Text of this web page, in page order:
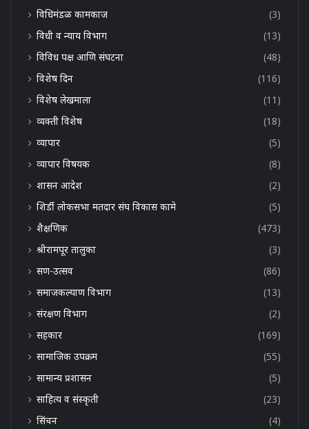
विधिमंडळ कामकाज
(3)
विधी व न्याय विभाग
(13)
विविध पक्ष आणि संघटना
(48)
विशेष दिन
(116)
विशेष लेखमाला
(11)
व्यक्ती विशेष
(18)
व्यापार
(5)
व्यापार विषयक
(8)
शासन आदेश
(2)
शिर्डी लोकसभा मतदार संघ विकास कामे
(5)
शैक्षणिक
(473)
श्रीरामपूर तालुका
(3)
सण-उत्सव
(86)
समाजकल्याण विभाग
(13)
संरक्षण विभाग
(2)
सहकार
(169)
सामाजिक उपक्रम
(55)
सामान्य प्रशासन
(5)
साहित्य व संस्कृती
(23)
सिंचन
(4)